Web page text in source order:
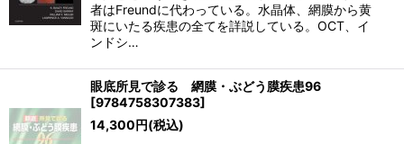
者はFreundに代わっている。水晶体、網膜から黄
斑にいたる疾患の全てを詳説している。OCT、イ
ンドシ…
眼底所見で診る 網膜・ぶどう膜疾患96
[9784758307383]
14,300円(税込)